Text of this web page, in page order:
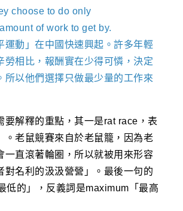
choose to do only
amount of work to get by.
運動」在中國快速興起。許多年輕
勞相比，報酬實在少得可憐，決定
所以他們選擇只做最少量的工作來
要解釋的重點，其一是rat race，表
。老鼠競賽來自於老鼠籠，因為老
一直滾著輪圈，所以就被用來形容
對名利的汲汲營營」。最後一句的
低的」，反義詞是maximum「最高